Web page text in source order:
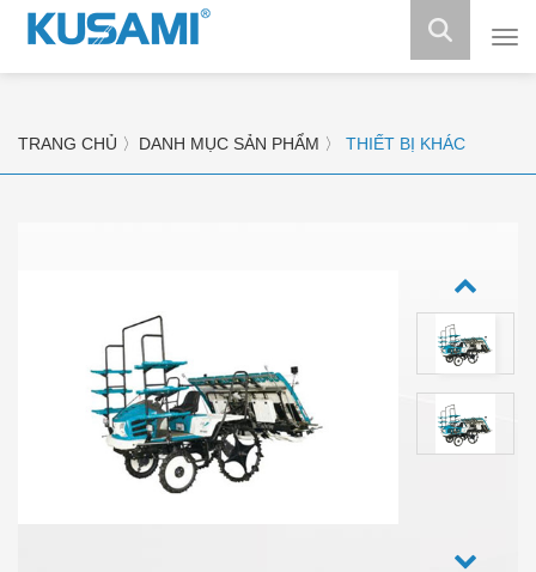
Máy
TRANG CHỦ 〉 DANH MỤC SẢN PHẨM 〉 THIẾT BỊ KHÁC